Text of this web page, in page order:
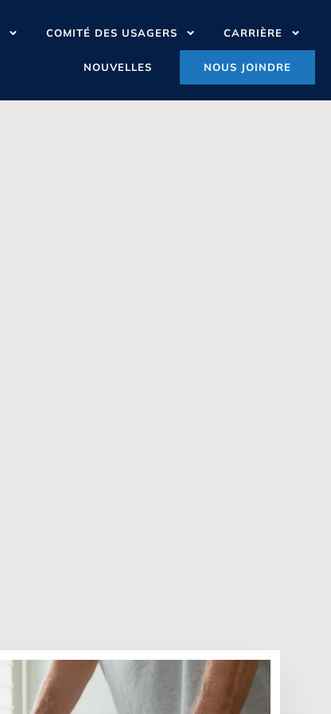
COMITÉ DES USAGERS CARRIÈRE
NOUVELLES NOUS JOINDRE